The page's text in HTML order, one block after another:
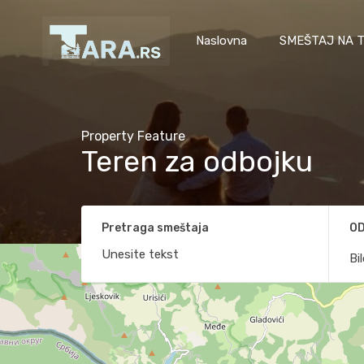
Naslovna SMEŠTAJ NA
Property Feature
Teren za odbojku
Pretraga smeštaja